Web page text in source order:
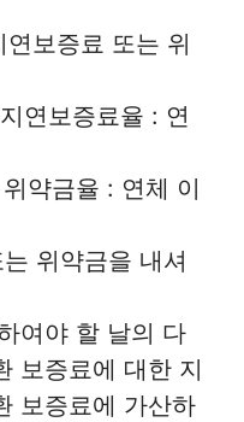
보증료 또는 위
연보증료율 : 연
약금율 : 연체 이
위약금을 내셔
여야 할 날의 다
보증료에 대한 지
보증료에 가산하